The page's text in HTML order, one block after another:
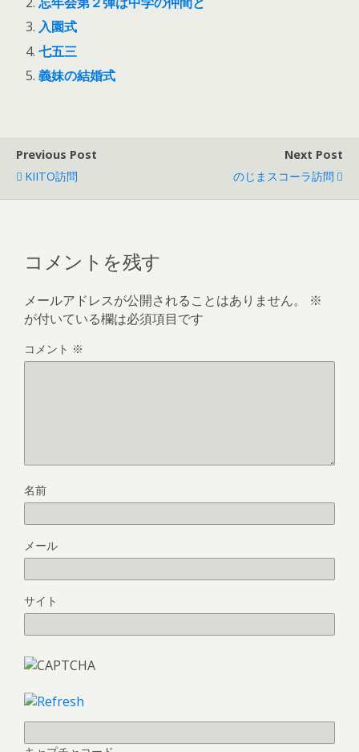
入園式
七五三
義妹の結婚式
Previous Post
KIITO訪問
Next Post
のじまスコーラ訪問
コメントを残す
メールアドレスが公開されることはありません。
※
が付いている欄は必須項目です
コメント ※
名前
メール
サイト